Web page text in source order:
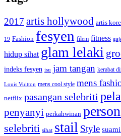
2017 artis hollywood artis
19 Fashion fesyen filem fitness
hidup sihat glam lelaki
indeks fesyen isu jam tangan kerabat
Louis Vuitton mens cool style mens
netflix pasangan selebriti
penyanyi perkahwinan
selebriti sihat stail Style